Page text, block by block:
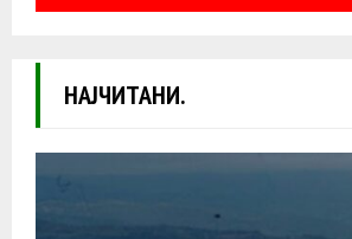
НАЈЧИТАНИ.